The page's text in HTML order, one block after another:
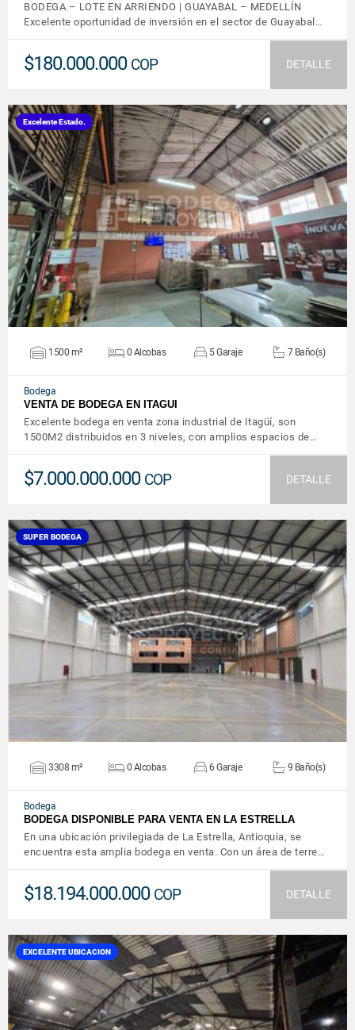
BODEGA – LOTE EN ARRIENDO | GUAYABAL – MEDELLÍN
Excelente oportunidad de inversión en el sector de Guayabal…
$180.000.000 COP DETALLE
Excelente Estado.
VER DETALLES
1500 m² 0 Alcobas 5 Garaje 7 Baño(s)
Bodega
VENTA DE BODEGA EN ITAGUI
Excelente bodega en venta zona industrial de Itagüí, son
1500M2 distribuidos en 3 niveles, con amplios espacios de…
$7.000.000.000 COP DETALLE
SUPER BODEGA
VER DETALLES
3308 m² 0 Alcobas 6 Garaje 9 Baño(s)
Bodega
BODEGA DISPONIBLE PARA VENTA EN LA ESTRELLA
En una ubicación privilegiada de La Estrella, Antioquia, se
encuentra esta amplia bodega en venta. Con un área de terre…
$18.194.000.000 COP DETALLE
EXCELENTE UBICACION